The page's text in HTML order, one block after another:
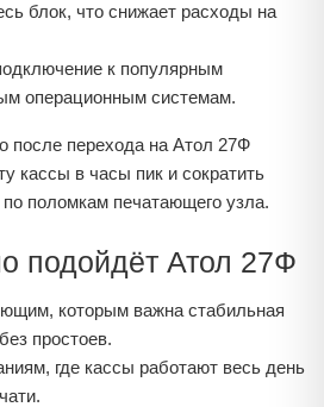
блок, что снижает расходы на
к популярным
операционным системам.
после перехода на Атол 27Ф
кассы в часы пик и сократить
поломкам печатающего узла.
подойдёт Атол 27Ф
которым важна стабильная
простоев.
где кассы работают весь день